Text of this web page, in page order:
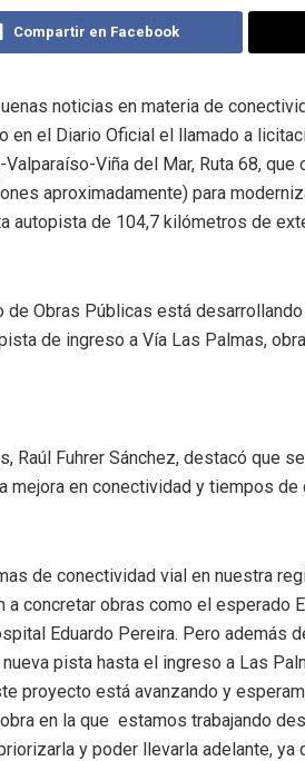
Compartir en Facebook
noticias en materia de
en el Diario Oficial el llamado a
Viña del Mar, Ruta 68,
aproximadamente) para
autopista de 104,7 kilómetros de
Obras Públicas está
de ingreso a Vía Las Palmas,
Raúl Fuhrer Sánchez, destacó que
mejora en conectividad y tiempos
de conectividad vial en nuestra
a concretar obras como el esperado
Eduardo Pereira. Pero además
pista hasta el ingreso a Las
proyecto está avanzando y
en la que estamos trabajando
y poder llevarla adelante,